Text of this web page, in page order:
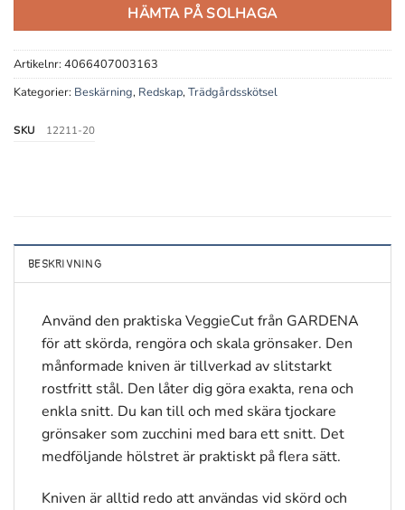
HÄMTA PÅ SOLHAGA
Artikelnr: 4066407003163
Kategorier: Beskärning, Redskap,Trädgårdsskötsel
SKU 12211-20
BESKRIVNING
Använd den praktiska VeggieCut från GARDENA
för att skörda, rengöra och skala grönsaker. Den
månformade kniven är tillverkad av slitstarkt
rostfritt stål. Den låter dig göra exakta, rena och
enkla snitt. Du kan till och med skära tjockare
grönsaker som zucchini med bara ett snitt. Det
medföljande hölstret är praktiskt på flera sätt.
Kniven är alltid redo att användas vid skörd och